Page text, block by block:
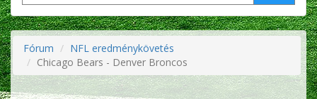
Fórum
NFL eredménykövetés
Chicago Bears - Denver Broncos